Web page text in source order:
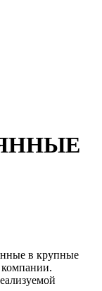
в крупные
компании.